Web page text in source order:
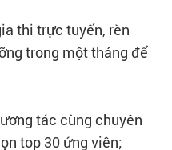
thi trực tuyến, rèn
trong một tháng để
tác cùng chuyên
top 30 ứng viên;